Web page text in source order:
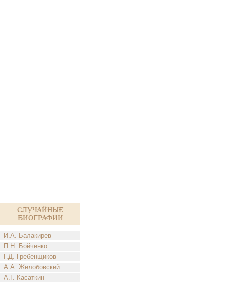
Случайные
биографии
И.А. Балакирев
П.Н. Бойченко
Г.Д. Гребенщиков
А.А. Желобовский
А.Г. Касаткин